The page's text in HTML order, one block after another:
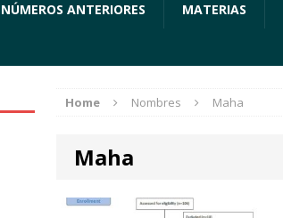
NÚMEROS ANTERIORES MATERIAS
Home Nombres Maha
Maha